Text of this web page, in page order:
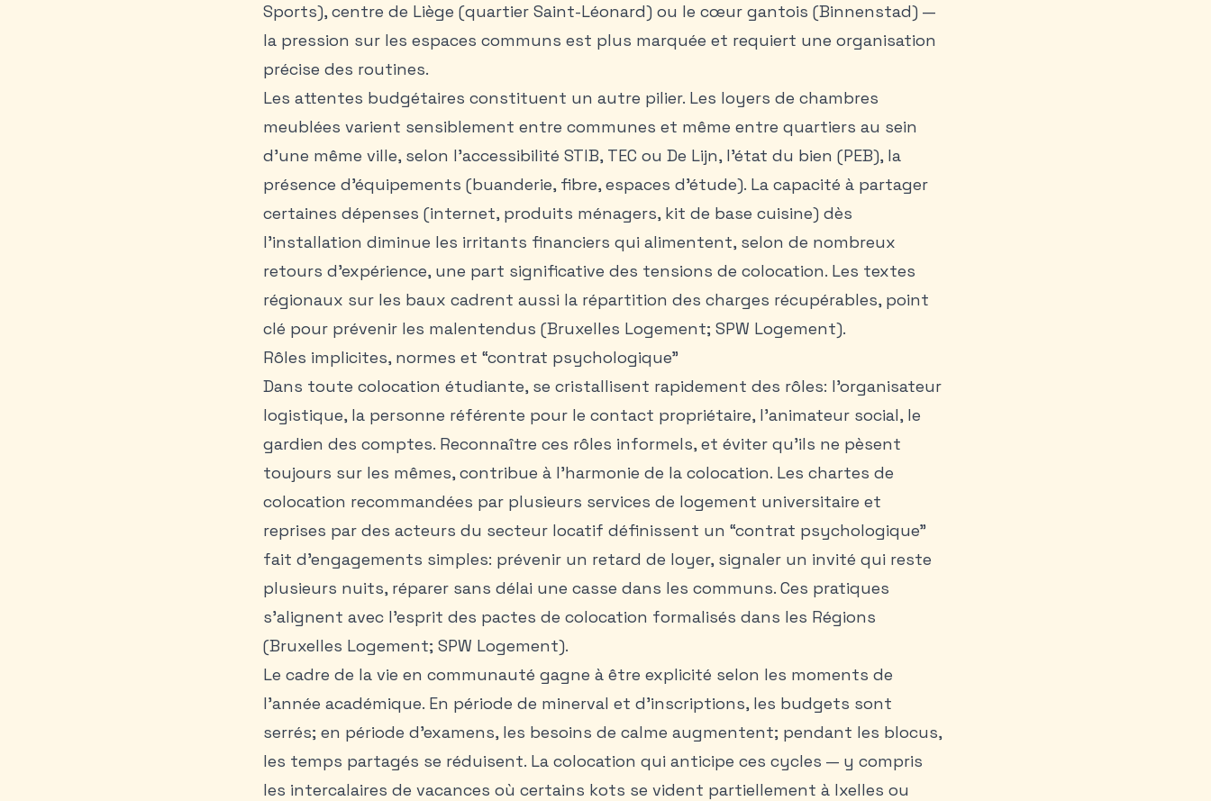
Sports), centre de Liège (quartier Saint-Léonard) ou le cœur gantois (Binnenstad) —
la pression sur les espaces communs est plus marquée et requiert une organisation
précise des routines.
Les attentes budgétaires constituent un autre pilier. Les loyers de chambres
meublées varient sensiblement entre communes et même entre quartiers au sein
d’une même ville, selon l’accessibilité STIB, TEC ou De Lijn, l’état du bien (PEB), la
présence d’équipements (buanderie, fibre, espaces d’étude). La capacité à partager
certaines dépenses (internet, produits ménagers, kit de base cuisine) dès
l’installation diminue les irritants financiers qui alimentent, selon de nombreux
retours d’expérience, une part significative des tensions de colocation. Les textes
régionaux sur les baux cadrent aussi la répartition des charges récupérables, point
clé pour prévenir les malentendus (Bruxelles Logement; SPW Logement).
Rôles implicites, normes et “contrat psychologique”
Dans toute colocation étudiante, se cristallisent rapidement des rôles: l’organisateur
logistique, la personne référente pour le contact propriétaire, l’animateur social, le
gardien des comptes. Reconnaître ces rôles informels, et éviter qu’ils ne pèsent
toujours sur les mêmes, contribue à l’harmonie de la colocation. Les chartes de
colocation recommandées par plusieurs services de logement universitaire et
reprises par des acteurs du secteur locatif définissent un “contrat psychologique”
fait d’engagements simples: prévenir un retard de loyer, signaler un invité qui reste
plusieurs nuits, réparer sans délai une casse dans les communs. Ces pratiques
s’alignent avec l’esprit des pactes de colocation formalisés dans les Régions
(Bruxelles Logement; SPW Logement).
Le cadre de la vie en communauté gagne à être explicité selon les moments de
l’année académique. En période de minerval et d’inscriptions, les budgets sont
serrés; en période d’examens, les besoins de calme augmentent; pendant les blocus,
les temps partagés se réduisent. La colocation qui anticipe ces cycles — y compris
les intercalaires de vacances où certains kots se vident partiellement à Ixelles ou